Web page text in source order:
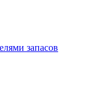
запасов